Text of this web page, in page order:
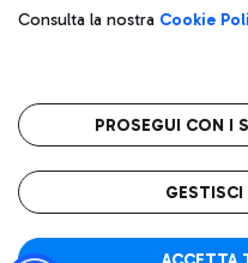
Gelateria
Wine Bar & Sparkling
Raggiungi l’aeroporto
Scopri la nostra offerta per
Mappa Aeroporto Fiumicino
Privacy policy
Consulta la nostra Cookie
PROSEGUI CON I